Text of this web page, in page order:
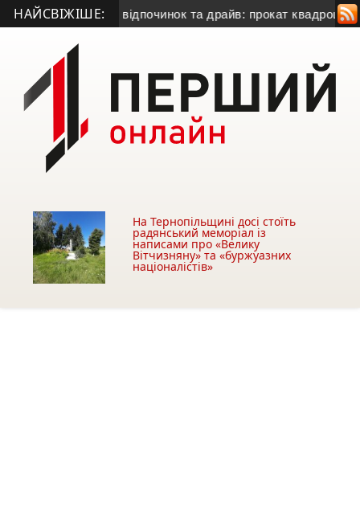
НАЙСВІЖІШЕ:
• Драйвовий відпочинок та драйв: прокат квадроциклів на
На Тернопільщині досі стоїть
радянський меморіал із
написами про «Велику
Вітчизняну» та «буржуазних
націоналістів»